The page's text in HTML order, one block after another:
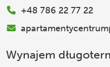
+48 786 22 77 22
Wynajem